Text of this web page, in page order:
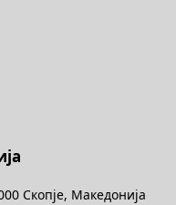
Скопје, Македонија